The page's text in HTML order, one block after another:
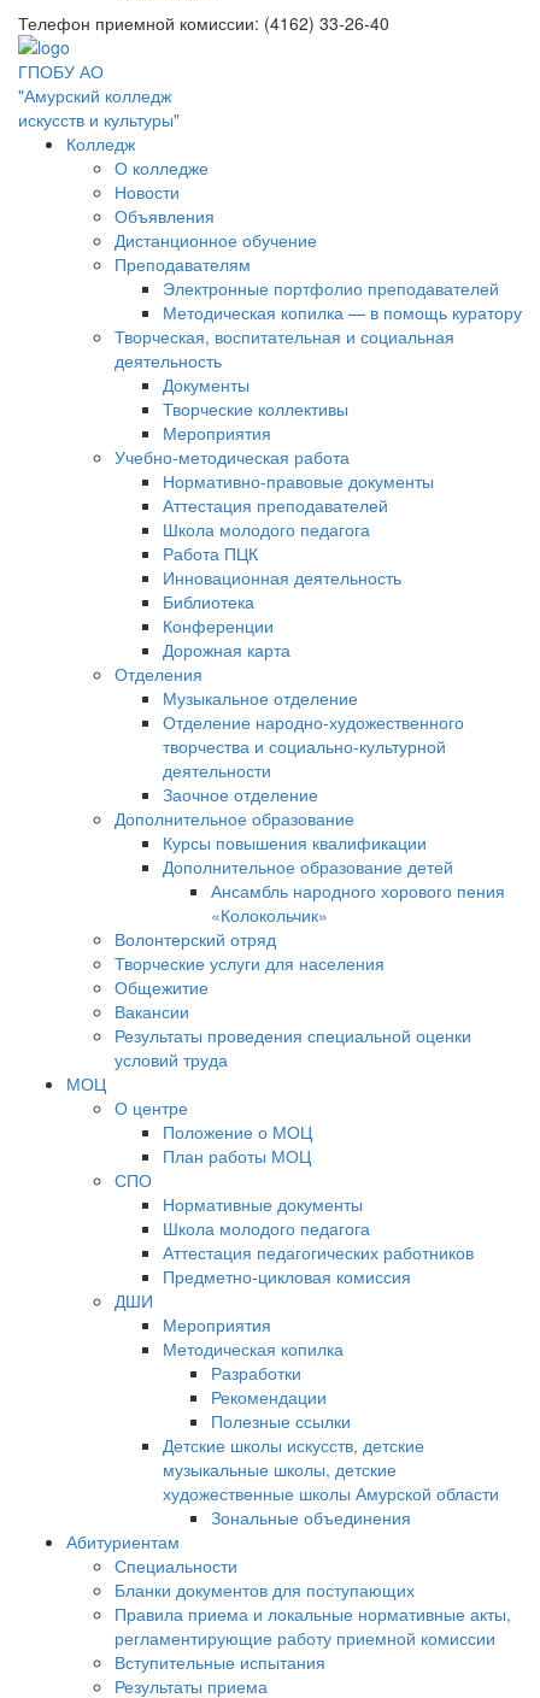
Телефон приемной комиссии: (4162) 33-26-40
ГПОБУ АО
"Амурский колледж
искусств и культуры"
Колледж
О колледже
Новости
Объявления
Дистанционное обучение
Преподавателям
Электронные портфолио преподавателей
Методическая копилка — в помощь куратору
Творческая, воспитательная и социальная
деятельность
Документы
Творческие коллективы
Мероприятия
Учебно-методическая работа
Нормативно-правовые документы
Аттестация преподавателей
Школа молодого педагога
Работа ПЦК
Инновационная деятельность
Библиотека
Конференции
Дорожная карта
Отделения
Музыкальное отделение
Отделение народно-художественного
творчества и социально-культурной
деятельности
Заочное отделение
Дополнительное образование
Курсы повышения квалификации
Дополнительное образование детей
Ансамбль народного хорового пения
«Колокольчик»
Волонтерский отряд
Творческие услуги для населения
Общежитие
Вакансии
Результаты проведения специальной оценки
условий труда
МОЦ
О центре
Положение о МОЦ
План работы МОЦ
СПО
Нормативные документы
Школа молодого педагога
Аттестация педагогических работников
Предметно-цикловая комиссия
ДШИ
Мероприятия
Методическая копилка
Разработки
Рекомендации
Полезные ссылки
Детские школы искусств, детские
музыкальные школы, детские
художественные школы Амурской области
Зональные объединения
Абитуриентам
Специальности
Бланки документов для поступающих
Правила приема и локальные нормативные акты,
регламентирующие работу приемной комиссии
Вступительные испытания
Результаты приема